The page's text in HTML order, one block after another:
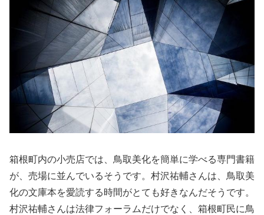
箱根町内の小売店では、鳥取美化を簡単に学べる専門書籍
が、売場に並んでいるそうです。村沢祐輔さんは、鳥取美
化の文庫本を愛読する時間がとても好きなんだそうです。
村沢祐輔さんは法律フォーラムだけでなく、箱根町民に鳥